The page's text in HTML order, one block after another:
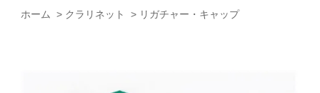
ホーム > クラリネット > リガチャー・キャップ